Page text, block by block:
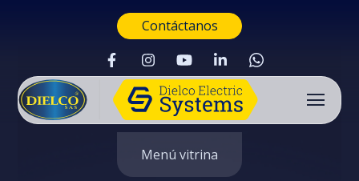
Contáctanos
Menú vitrina